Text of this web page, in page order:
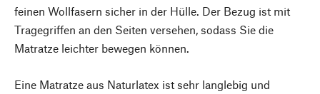
feinen Wollfasern sicher in der Hülle. Der Bezug ist mit
Tragegriffen an den Seiten versehen, sodass Sie die
Matratze leichter bewegen können.
Eine Matratze aus Naturlatex ist sehr langlebig und